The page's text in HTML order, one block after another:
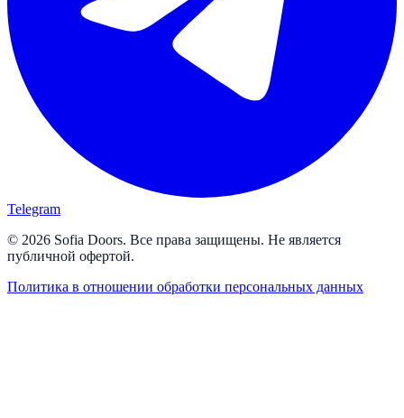
Telegram
© 2026 Sofia Doors. Все права защищены. Не является
публичной офертой.
Политика в отношении обработки персональных данных